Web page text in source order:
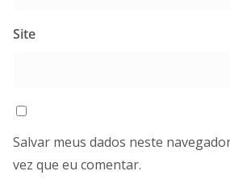
Site
Salvar meus dados neste
vez que eu comentar.